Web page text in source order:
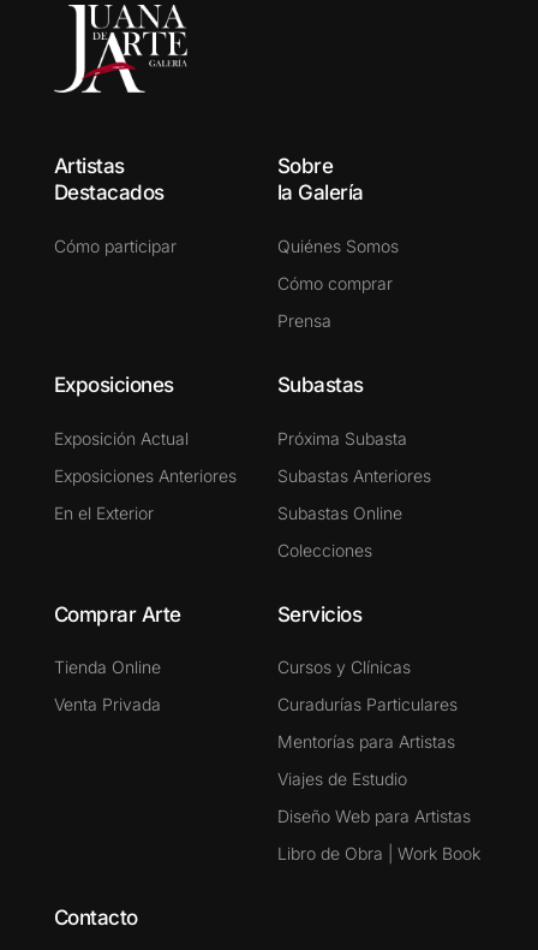
Artistas
Destacados
Cómo participar
Sobre
la Galería
Quiénes Somos
Cómo comprar
Prensa
Exposiciones
Exposición Actual
Exposiciones Anteriores
En el Exterior
Subastas
Próxima Subasta
Subastas Anteriores
Subastas Online
Colecciones
Comprar Arte
Tienda Online
Venta Privada
Servicios
Cursos y Clínicas
Curadurías Particulares
Mentorías para Artistas
Viajes de Estudio
Diseño Web para Artistas
Libro de Obra | Work Book
Contacto